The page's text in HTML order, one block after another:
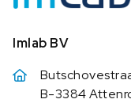
Imlab BV
B-3384